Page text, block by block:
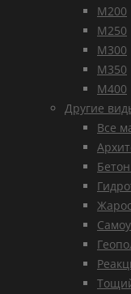
М200
М250
М300
М350
М400
Другие
Все